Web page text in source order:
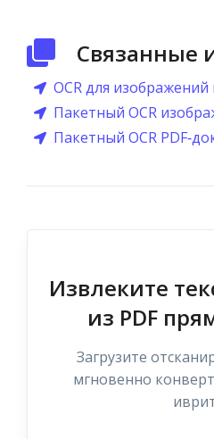
Связанные
OCR для
Пакетный OCR
Пакетный OCR
Извлеките
из PDF
Загрузите
мгновенно